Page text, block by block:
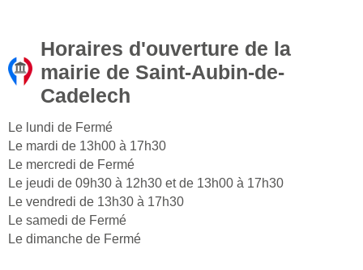
Horaires d'ouverture de la
mairie de Saint-Aubin-de-
Cadelech
Le lundi de Fermé
Le mardi de 13h00 à 17h30
Le mercredi de Fermé
Le jeudi de 09h30 à 12h30 et de 13h00 à 17h30
Le vendredi de 13h30 à 17h30
Le samedi de Fermé
Le dimanche de Fermé